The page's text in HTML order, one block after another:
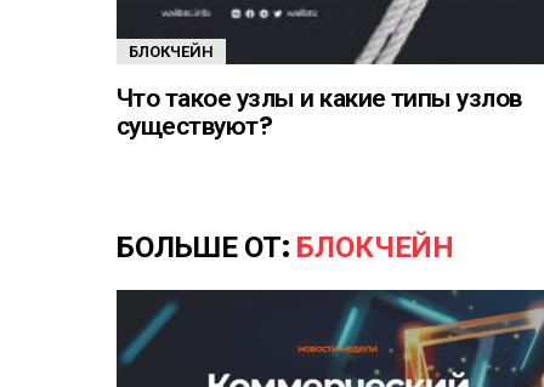
БЛОКЧЕЙН
Что такое узлы и какие типы узлов
существуют?
БОЛЬШЕ ОТ: БЛОКЧЕЙН